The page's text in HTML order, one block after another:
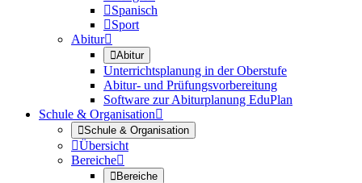
Spanisch
Sport
Abitur
Abitur
Unterrichtsplanung in der Oberstufe
Abitur- und Prüfungsvorbereitung
Software zur Abiturplanung EduPlan
Schule & Organisation
Schule & Organisation
Übersicht
Bereiche
Bereiche